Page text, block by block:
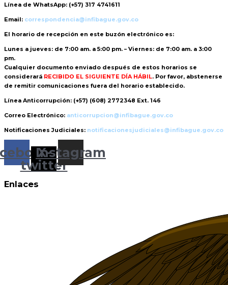
Línea de WhatsApp: (+57) 317 4741611
Email: correspondencia@infibague.gov.co
El horario de recepción en este buzón electrónico es:
Lunes a jueves: de 7:00 am. a 5:00 pm. – Viernes: de 7:00 am. a 3:00
pm.
Cualquier documento enviado después de estos horarios se
considerará RECIBIDO EL SIGUIENTE DÍA HÁBIL. Por favor, abstenerse
de remitir comunicaciones fuera del horario establecido.
Línea Anticorrupción: (+57) (608) 2772348 Ext. 146
Correo Electrónico: anticorrupcion@infibague.gov.co
Notificaciones Judiciales: notificacionesjudiciales@infibague.gov.co
X-
twitter
Instagram
Enlaces